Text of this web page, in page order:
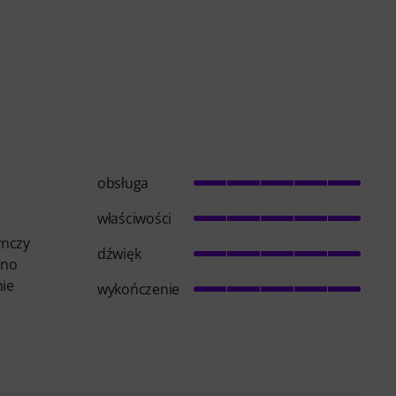
obsługa
właściwości
dźwięk
wykończenie